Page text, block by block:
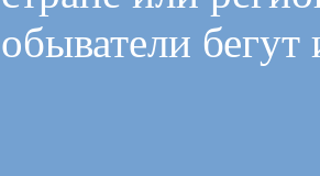
обыватели бегут